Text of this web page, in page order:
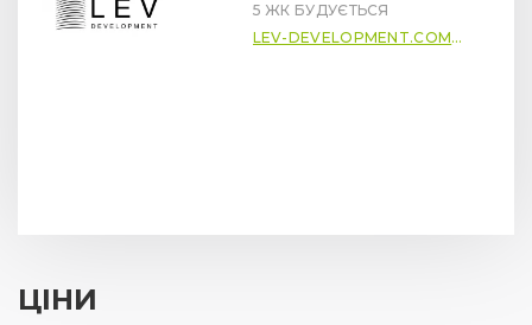
5 ЖК БУДУЄТЬСЯ
LEV-DEVELOPMENT.COM.UA
ЦІНИ